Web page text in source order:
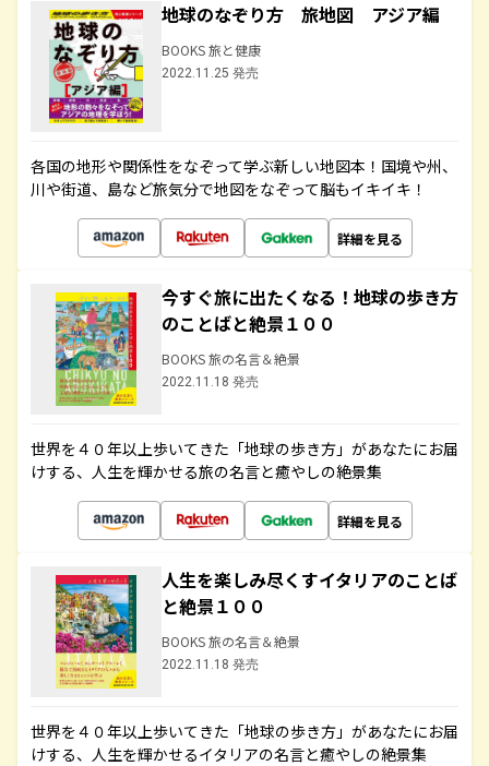
地球のなぞり方 旅地図 アジア編
BOOKS 旅と健康
2022.11.25 発売
各国の地形や関係性をなぞって学ぶ新しい地図本！国境や州、
川や街道、島など旅気分で地図をなぞって脳もイキイキ！
詳細を見る
今すぐ旅に出たくなる！地球の歩き方
のことばと絶景１００
BOOKS 旅の名言＆絶景
2022.11.18 発売
世界を４０年以上歩いてきた「地球の歩き方」があなたにお届
けする、人生を輝かせる旅の名言と癒やしの絶景集
詳細を見る
人生を楽しみ尽くすイタリアのことば
と絶景１００
BOOKS 旅の名言＆絶景
2022.11.18 発売
世界を４０年以上歩いてきた「地球の歩き方」があなたにお届
けする、人生を輝かせるイタリアの名言と癒やしの絶景集